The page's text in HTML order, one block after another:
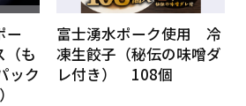
ー
も
ック
富士湧水ポーク使用 冷
凍生餃子（秘伝の味噌ダ
レ付き） 108個